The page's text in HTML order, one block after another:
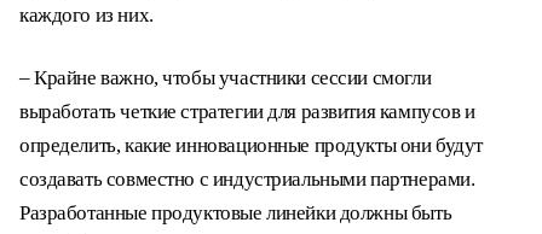
каждого из них.
– Крайне важно, чтобы участники сессии смогли
выработать четкие стратегии для развития кампусов и
определить, какие инновационные продукты они будут
создавать совместно с индустриальными партнерами.
Разработанные продуктовые линейки должны быть